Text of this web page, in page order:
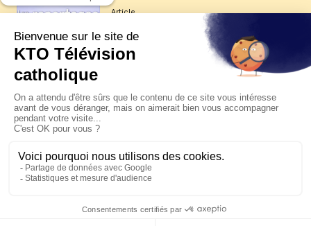
Article
Les reportages d'été 2026 de KTO
La visite pastorale du pape Léon
XIV à Assise à suivre sur KTO le
jeudi 6 août
Le pape en Uruguay, Argentine et
Pérou du 6 au 17 novembre 2026